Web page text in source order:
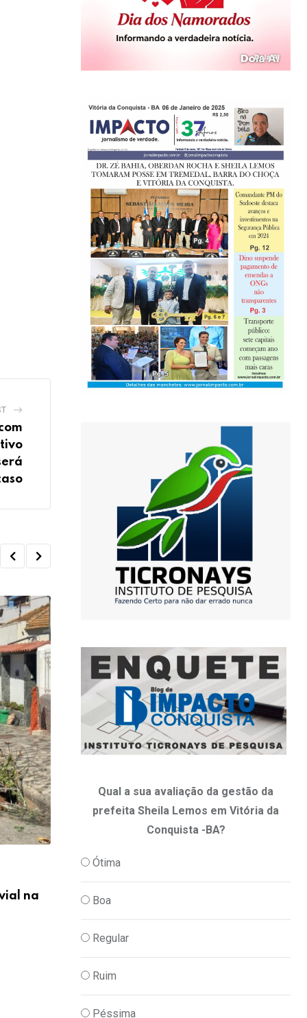
na
CULTURA
06/08/2026
Qual a sua avaliação da gestão da
prefeita Sheila Lemos em Vitória da
Conquista -BA?
Ótima
Boa
Regular
Ruim
Péssima